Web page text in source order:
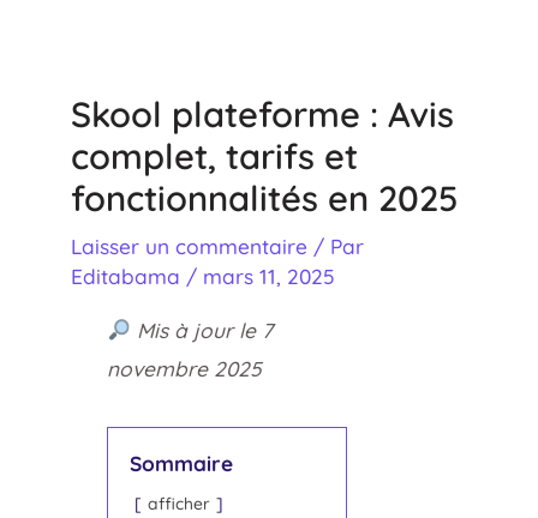
Skool plateforme : Avis
complet, tarifs et
fonctionnalités en 2025
Laisser un commentaire / Par
Editabama / mars 11, 2025
Mis à jour le 7
novembre 2025
Sommaire
afficher